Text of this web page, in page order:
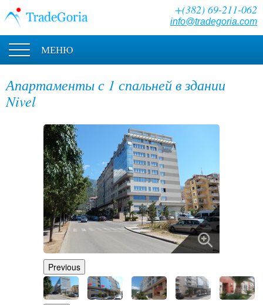
+(382) 69-211-062
info@tradegoria.com
МЕНЮ
Апартаменты с 1 спальней в здании
Nivel
Previous